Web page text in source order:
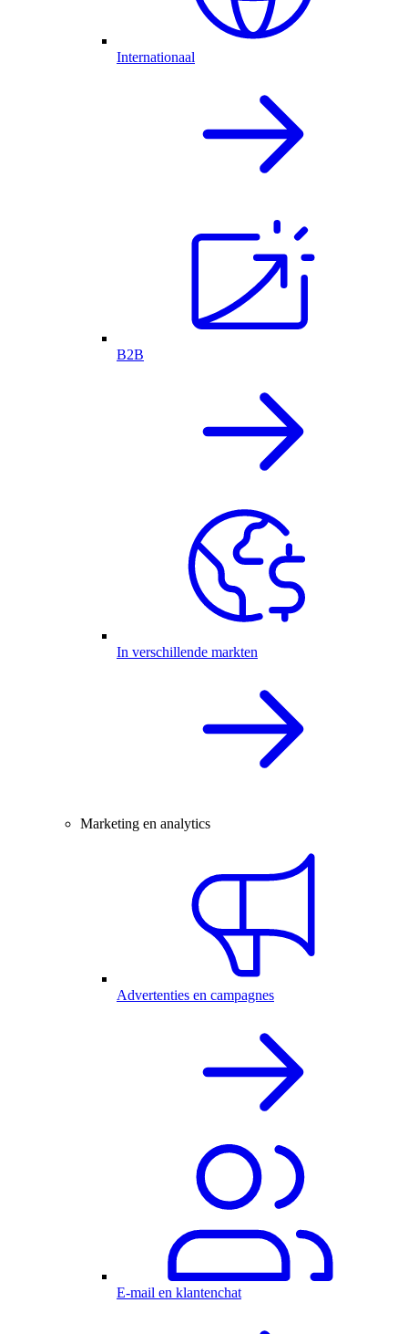
Internationaal
B2B
In verschillende markten
Marketing en analytics
Advertenties en campagnes
E-mail en klantenchat